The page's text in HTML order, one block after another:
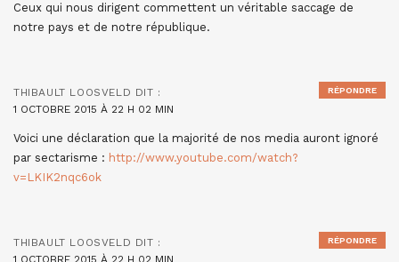
Ceux qui nous dirigent commettent un véritable saccage de
notre pays et de notre république.
THIBAULT LOOSVELD DIT :
1 OCTOBRE 2015 À 22 H 02 MIN
Voici une déclaration que la majorité de nos media auront ignoré
par sectarisme : http://www.youtube.com/watch?
v=LKIK2nqc6ok
RÉPONDRE
THIBAULT LOOSVELD DIT :
RÉPONDRE